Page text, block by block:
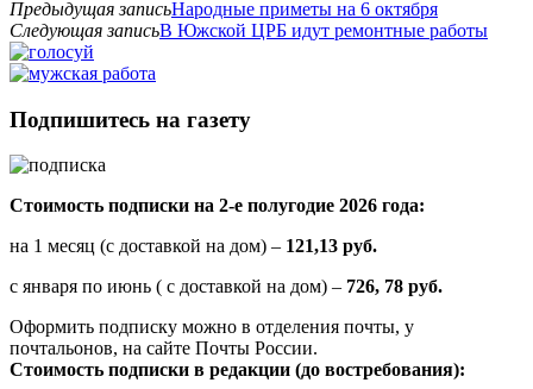
Предыдущая записьНародные приметы на 6 октября
Следующая записьВ Южской ЦРБ идут ремонтные работы
Подпишитесь на газету
Стоимость подписки на 2-е полугодие 2026 года:
на 1 месяц (с доставкой на дом) – 121,13 руб.
с января по июнь ( с доставкой на дом) – 726, 78 руб.
Оформить подписку можно в отделения почты, у
почтальонов, на сайте Почты России.
Стоимость подписки в редакции (до востребования):